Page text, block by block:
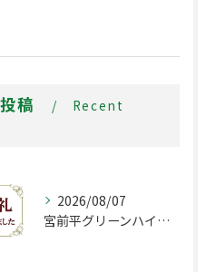
稿
Recent
2026/08/07
宮前平グリーンハイツ1-B号棟おかげさまでご成約致しました。